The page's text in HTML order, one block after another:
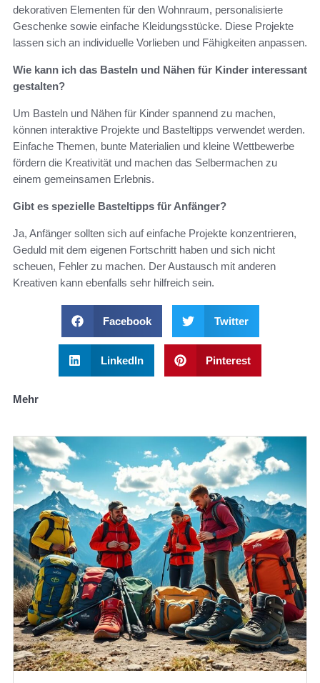
dekorativen Elementen für den Wohnraum, personalisierte
Geschenke sowie einfache Kleidungsstücke. Diese Projekte
lassen sich an individuelle Vorlieben und Fähigkeiten anpassen.
Wie kann ich das Basteln und Nähen für Kinder interessant
gestalten?
Um Basteln und Nähen für Kinder spannend zu machen,
können interaktive Projekte und Basteltipps verwendet werden.
Einfache Themen, bunte Materialien und kleine Wettbewerbe
fördern die Kreativität und machen das Selbermachen zu
einem gemeinsamen Erlebnis.
Gibt es spezielle Basteltipps für Anfänger?
Ja, Anfänger sollten sich auf einfache Projekte konzentrieren,
Geduld mit dem eigenen Fortschritt haben und sich nicht
scheuen, Fehler zu machen. Der Austausch mit anderen
Kreativen kann ebenfalls sehr hilfreich sein.
Facebook Twitter
LinkedIn Pinterest
Mehr